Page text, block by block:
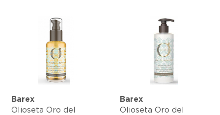
Barex
Olioseta Oro del
Barex
Olioseta Oro del